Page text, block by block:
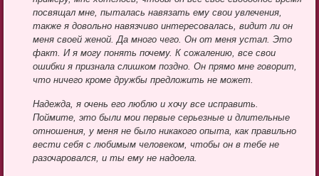
посвящал мне, пыталась навязать ему свои увлечения,
также я довольно навязчиво интересовалась, видит ли он
меня своей женой. Да много чего. Он от меня устал. Это
факт. И я могу понять почему. К сожалению, все свои
ошибки я признала слишком поздно. Он прямо мне говорит,
что ничего кроме дружбы предложить не может.
Надежда, я очень его люблю и хочу все исправить.
Поймите, это были мои первые серьезные и длительные
отношения, у меня не было никакого опыта, как правильно
вести себя с любимым человеком, чтобы он в тебе не
разочаровался, и ты ему не надоела.